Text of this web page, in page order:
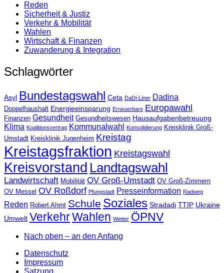
Reden
Sicherheit & Justiz
Verkehr & Mobilität
Wahlen
Wirtschaft & Finanzen
Zuwanderung & Integration
Schlagwörter
Asyl Bundestagswahl Ceta DaDi-Liner Dadina
Doppelhaushalt Energieeinsparung Erneuerbare Europawahl
Finanzen Gesundheit Gesundheitswesen Hausaufgabenbetreuung
Klima Koalitionsvertrag Kommunalwahl Konsolidierung Kreisklinik Groß-
Umstadt Kreisklinik Jugenheim Kreistag
Kreistagsfraktion Kreistagswahl
Kreisvorstand Landtagswahl
Landwirtschaft Mobilität OV Groß-Umstadt OV Groß-Zimmern
OV Messel OV Roßdorf Pfungstadt Presseinformation Radweg
Reden Robert Ahrnt Schule Soziales Stradadi TTIP Ukraine
Umwelt VerkehrWahlen Wetter ÖPNV
Nach oben – an den Anfang
Datenschutz
Impressum
Satzung